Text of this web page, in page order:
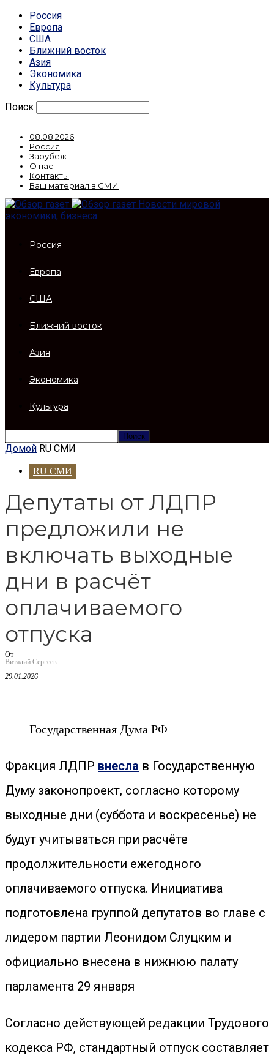
Россия
Европа
США
Ближний восток
Азия
Экономика
Культура
Поиск
08.08.2026
Россия
Зарубеж
О нас
Контакты
Ваш материал в СМИ
Новости мировой
экономики, бизнеса
Россия
Европа
США
Ближний восток
Азия
Экономика
Культура
Домой RU СМИ
RU СМИ
Депутаты от ЛДПР
предложили не
включать выходные
дни в расчёт
оплачиваемого
отпуска
От
Виталий Сергеев
-
29.01.2026
Государственная Дума РФ
Фракция ЛДПР внесла в Государственную
Думу законопроект, согласно которому
выходные дни (суббота и воскресенье) не
будут учитываться при расчёте
продолжительности ежегодного
оплачиваемого отпуска. Инициатива
подготовлена группой депутатов во главе с
лидером партии Леонидом Слуцким и
официально внесена в нижнюю палату
парламента 29 января
Согласно действующей редакции Трудового
кодекса РФ, стандартный отпуск составляет